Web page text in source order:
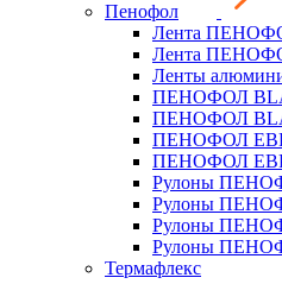
Пенофол
Лента
Лента
Ленты
ПЕНОФОЛ
ПЕНОФОЛ
ПЕНОФОЛ
ПЕНОФОЛ
Рулоны
Рулоны
Рулоны
Рулоны
Термафлекс